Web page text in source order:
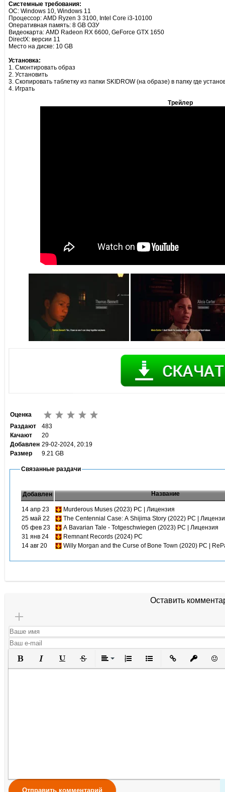
Системные требования:
ОС: Windows 10, Windows 11
Процессор: AMD Ryzen 3 3100, Intel Core i3-10100
Оперативная память: 8 GB ОЗУ
Видеокарта: AMD Radeon RX 6600, GeForce GTX 1650
DirectX: версии 11
Место на диске: 10 GB
Установка:
1. Смонтировать образ
2. Установить
3. Скопировать таблетку из папки SKIDROW (на образе) в папку где
4. Играть
Трейлер
Оценка
Раздают
483
Качают
20
Добавлен 29-02-2024, 20:19
Размер
9.21 GB
Связанные раздачи
Добавлен Название
14 апр 23
Murderous Muses (2023) PC | Лицензия
25 май 22
The Centennial Case: A Shijima Story (2022) PC |
05 фев 23
A Bavarian Tale - Totgeschwiegen (2023) PC | Лицензия
31 янв 24
Remnant Records (2024) PC
14 авг 20
Willy Morgan and the Curse of Bone Town (2020) PC |
Оставить
Полужирный
КурсивПодчеркнутый
ЗачеркнутыйВыравнивание
Нумерованный список
Маркированный список
Вставить ссылку
Вставить
Отправить комментарий